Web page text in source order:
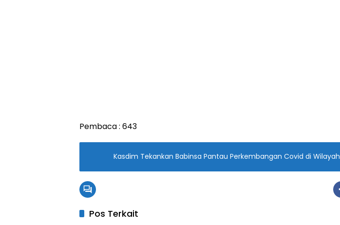
Pembaca : 643
Kasdim Tekankan Babinsa Pantau Perkembangan Covid di Wilayah
Pos Terkait